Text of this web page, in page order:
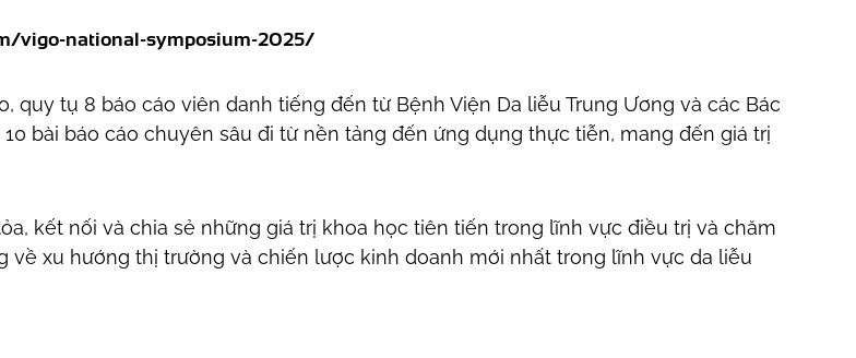
vigo-national-symposium-2025/
quy tụ 8 báo cáo viên danh tiếng đến từ Bệnh Viện Da liễu Trung Ương và các Bác
bài báo cáo chuyên sâu đi từ nền tảng đến ứng dụng thực tiễn, mang đến giá trị
kết nối và chia sẻ những giá trị khoa học tiên tiến trong lĩnh vực điều trị và chăm
về xu hướng thị trường và chiến lược kinh doanh mới nhất trong lĩnh vực da liễu